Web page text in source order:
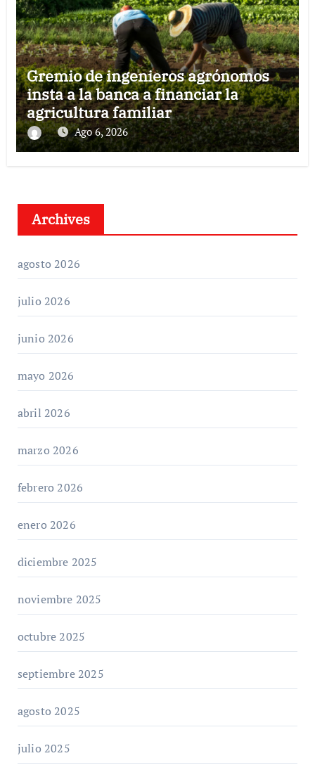
Gremio de ingenieros agrónomos
insta a la banca a financiar la
agricultura familiar
Ago 6, 2026
Archives
agosto 2026
julio 2026
junio 2026
mayo 2026
abril 2026
marzo 2026
febrero 2026
enero 2026
diciembre 2025
noviembre 2025
octubre 2025
septiembre 2025
agosto 2025
julio 2025